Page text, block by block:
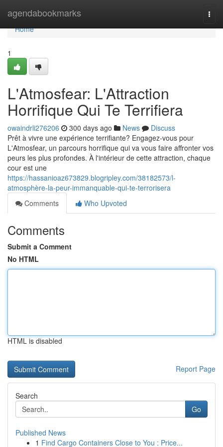
agendabookmarks
Home
Home
1
L'Atmosfear: L'Attraction
Horrifique Qui Te Terrifiera
owaindrli276206 300 days ago News
Discuss
Prêt à vivre une expérience terrifiante? Engagez-vous pour
L'Atmosfear, un parcours horrifique qui va vous faire affronter vos
peurs les plus profondes. À l'intérieur de cette attraction, chaque
cour est une
https://hassanioaz673829.blogripley.com/38182573/l-
atmosphère-la-peur-immanquable-qui-te-terrorisera
Comments
Who Upvoted
Comments
Submit a Comment
No HTML
HTML is disabled
Report Page
Search
Go
Published News
1 Find Cargo Containers Close to You : Price...